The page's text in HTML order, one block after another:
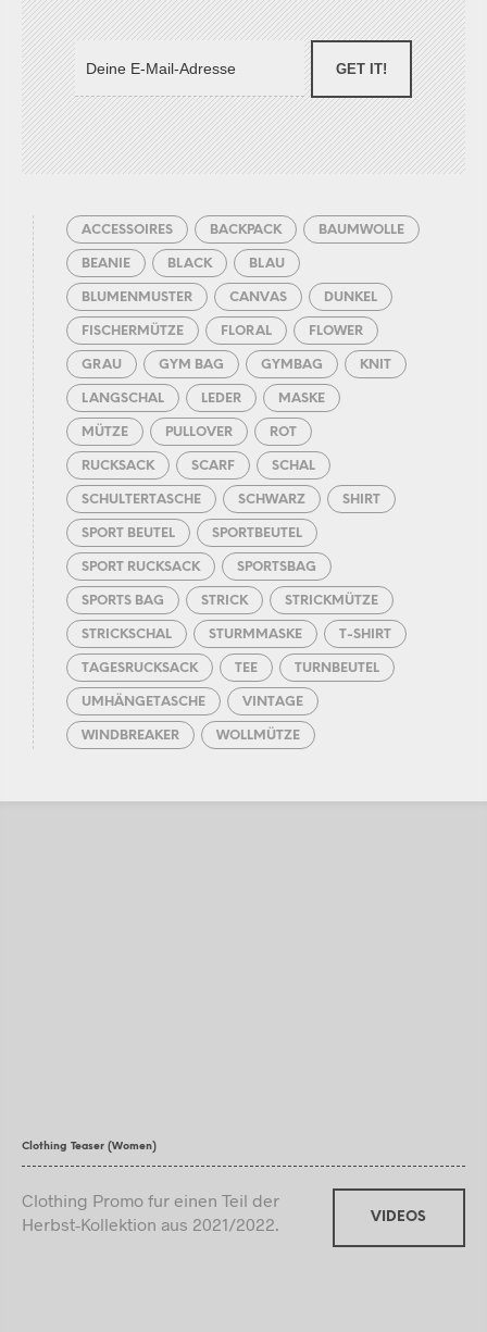
GET IT!
ACCESSOIRES BACKPACK BAUMWOLLE
BEANIE BLACK BLAU
BLUMENMUSTER CANVAS DUNKEL
FISCHERMÜTZE FLORAL FLOWER
GRAU GYM BAG GYMBAG KNIT
LANGSCHAL LEDER MASKE
MÜTZE PULLOVER ROT
RUCKSACK SCARF SCHAL
SCHULTERTASCHE SCHWARZ SHIRT
SPORT BEUTEL SPORTBEUTEL
SPORT RUCKSACK SPORTSBAG
SPORTS BAG STRICK STRICKMÜTZE
STRICKSCHAL STURMMASKE T-SHIRT
TAGESRUCKSACK TEE TURNBEUTEL
UMHÄNGETASCHE VINTAGE
WINDBREAKER WOLLMÜTZE
Clothing Teaser (Women)
Clothing Promo fur einen Teil der
Herbst-Kollektion aus 2021/2022.
VIDEOS